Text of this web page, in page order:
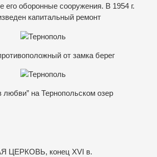
его оборонные сооружения. В 1954 г.
капитальный ремонт
от замка берег
любви” на Тернопольском озер
конец XVI в.